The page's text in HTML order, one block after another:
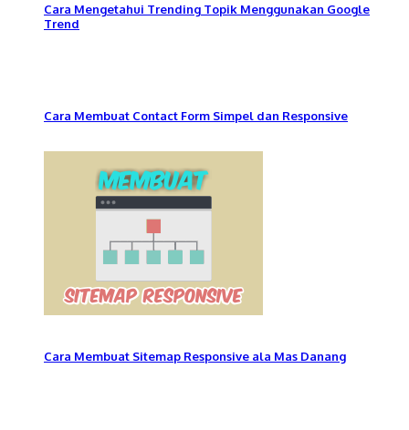
Cara Mengetahui Trending Topik Menggunakan Google
Trend
Cara Membuat Contact Form Simpel dan Responsive
Cara Membuat Sitemap Responsive ala Mas Danang